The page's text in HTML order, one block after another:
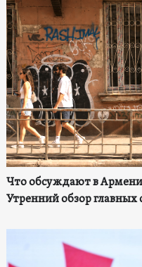
Что обсуждают в
Утренний обзор главных